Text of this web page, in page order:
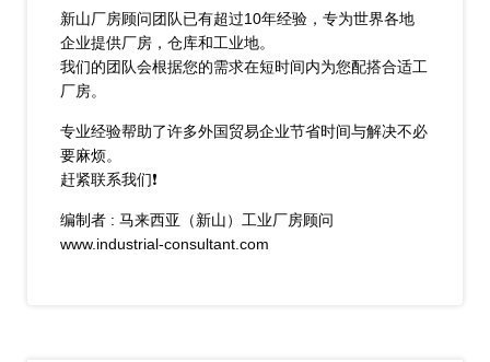
新山厂房顾问团队已有超过10年经验，专为世界各地
企业提供厂房，仓库和工业地。
我们的团队会根据您的需求在短时间内为您配搭合适工
厂房。
专业经验帮助了许多外国贸易企业节省时间与解决不必
要麻烦。
赶紧联系我们❗
编制者 : 马来西亚（新山）工业厂房顾问
www.industrial-consultant.com